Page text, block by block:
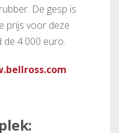
De gesp is
prijs voor deze
de 4.000 euro.